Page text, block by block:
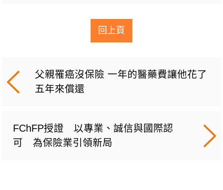
回上頁
父親罹癌沒保險 一年的醫藥費讓他花了
五年來償還
FChFP授證 以專業、誠信與國際認
可 為保險業引領新局